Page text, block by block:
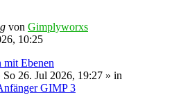
von Gimplyworxs
10:25
Ebenen
So 26. Jul 2026, 19:27 » in
GIMP 3